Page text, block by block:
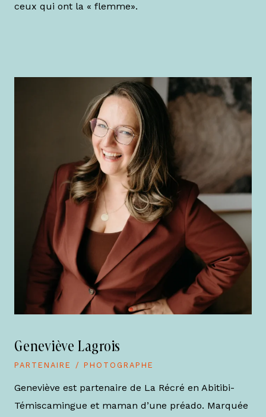
ceux qui ont la « flemme».
Geneviève Lagrois
PARTENAIRE / PHOTOGRAPHE
Geneviève est partenaire de La Récré en Abitibi-
Témiscamingue et maman d’une préado. Marquée